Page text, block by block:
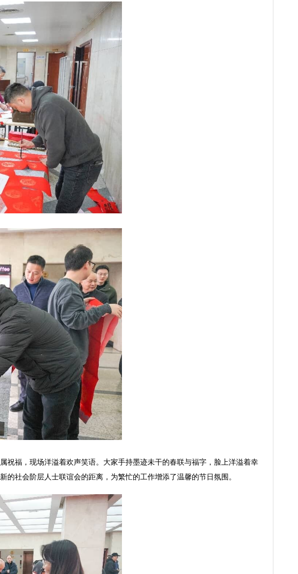
福，现场洋溢着欢声笑语。大家手持墨迹未干的春联与福字，脸上洋溢着幸
社会阶层人士联谊会的距离，为繁忙的工作增添了温馨的节日氛围。